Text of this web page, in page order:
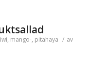
, mango-, pitahaya / av